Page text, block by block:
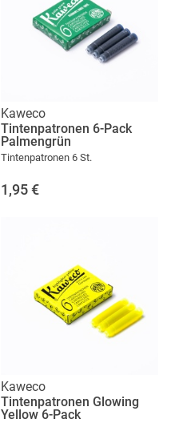
Kaweco
Tintenpatronen 6-Pack
Palmengrün
Tintenpatronen 6 St.
1,95 €
Kaweco
Tintenpatronen Glowing
Yellow 6-Pack